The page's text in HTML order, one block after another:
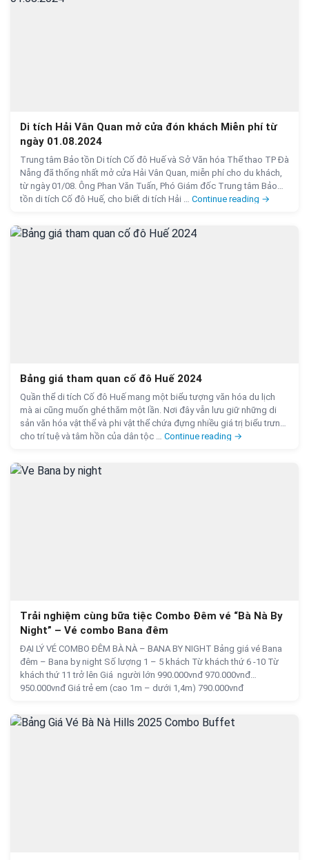
Di tích Hải Vân Quan mở cửa đón khách Miễn phí từ
ngày 01.08.2024
Trung tâm Bảo tồn Di tích Cố đô Huế và Sở Văn hóa Thể thao TP Đà
Nẵng đã thống nhất mở cửa Hải Vân Quan, miễn phí cho du khách,
từ ngày 01/08. Ông Phan Văn Tuấn, Phó Giám đốc Trung tâm Bảo
tồn di tích Cố đô Huế, cho biết di tích Hải … Continue reading Di tích Hải
→
Bảng giá tham quan cố đô Huế 2024
Quần thể di tích Cố đô Huế mang một biểu tượng văn hóa du lịch
mà ai cũng muốn ghé thăm một lần. Nơi đây vẫn lưu giữ những di
sản văn hóa vật thể và phi vật thể chứa đựng nhiều giá trị biểu trưng
cho trí tuệ và tâm hồn của dân tộc … Continue reading Bảng giá tham
→
Trải nghiệm cùng bữa tiệc Combo Đêm vé “Bà Nà By
Night” – Vé combo Bana đêm
ĐẠI LÝ VÉ COMBO ĐÊM BÀ NÀ – BANA BY NIGHT Bảng giá vé Bana
đêm – Bana by night Số lượng 1 – 5 khách Từ khách thứ 6 -10 Từ
khách thứ 11 trở lên Giá người lớn 990.000vnđ 970.000vnđ
950.000vnđ Giá trẻ em (cao 1m – dưới 1,4m) 790.000vnđ